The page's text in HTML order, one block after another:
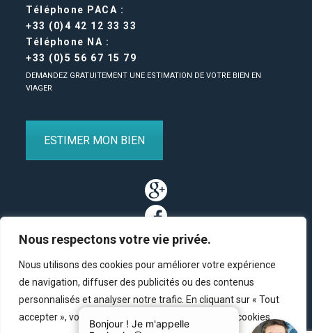
Nous respectons votre vie privée.
Nous utilisons des cookies pour améliorer votre expérience
de navigation, diffuser des publicités ou des contenus
personnalisés et analyser notre trafic. En cliquant sur « Tout
accepter », vous consentez à notre utilisation des cookies.
Téléphone PACA :
+33 (0)4 42 12 33 33
Téléphone NA :
+33 (0)5 56 67 15 79
DEMANDEZ GRATUITEMENT UNE ESTIMATION DE VOTRE BIEN EN
VIAGER
ESTIMER MON BIEN
Partenaires Contact